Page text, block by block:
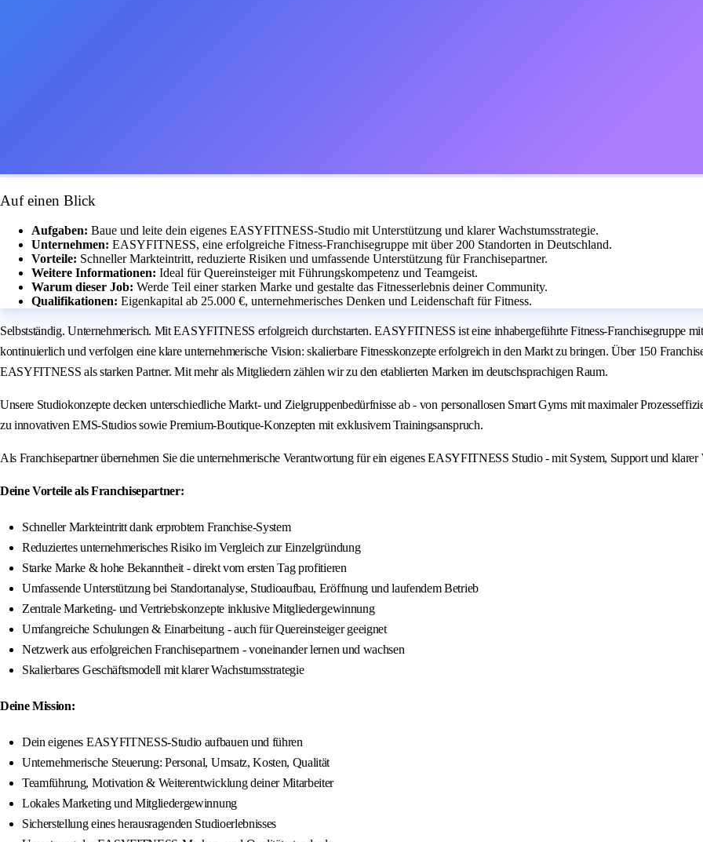
Auf einen Blick
Aufgaben: Baue und leite dein eigenes EASYFITNESS-Studio mit Unterstützung und klarer Wachstumsstrategie.
Unternehmen: EASYFITNESS, eine erfolgreiche Fitness-Franchisegruppe mit über 200 Standorten in Deutschland.
Vorteile: Schneller Markteintritt, reduzierte Risiken und umfassende Unterstützung für Franchisepartner.
Weitere Informationen: Ideal für Quereinsteiger mit Führungskompetenz und Teamgeist.
Warum dieser Job: Werde Teil einer starken Marke und gestalte das Fitnesserlebnis deiner Community.
Qualifikationen: Eigenkapital ab 25.000 €, unternehmerisches Denken und Leidenschaft für Fitness.
Selbstständig. Unternehmerisch. Mit EASYFITNESS erfolgreich durchstarten. EASYFITNESS ist eine inhabergeführte Fitness-Franchisegruppe
kontinuierlich und verfolgen eine klare unternehmerische Vision: skalierbare Fitnesskonzepte erfolgreich in den Markt zu bringen. Über 150
EASYFITNESS als starken Partner. Mit mehr als Mitgliedern zählen wir zu den etablierten Marken im deutschsprachigen Raum.
Unsere Studiokonzepte decken unterschiedliche Markt- und Zielgruppenbedürfnisse ab - von personallosen Smart Gyms mit maximaler
zu innovativen EMS-Studios sowie Premium-Boutique-Konzepten mit exklusivem Trainingsanspruch.
Als Franchisepartner übernehmen Sie die unternehmerische Verantwortung für ein eigenes EASYFITNESS Studio - mit System, Support und klarer
Deine Vorteile als Franchisepartner:
Schneller Markteintritt dank erprobtem Franchise-System
Reduziertes unternehmerisches Risiko im Vergleich zur Einzelgründung
Starke Marke & hohe Bekanntheit - direkt vom ersten Tag profitieren
Umfassende Unterstützung bei Standortanalyse, Studioaufbau, Eröffnung und laufendem Betrieb
Zentrale Marketing- und Vertriebskonzepte inklusive Mitgliedergewinnung
Umfangreiche Schulungen & Einarbeitung - auch für Quereinsteiger geeignet
Netzwerk aus erfolgreichen Franchisepartnern - voneinander lernen und wachsen
Skalierbares Geschäftsmodell mit klarer Wachstumsstrategie
Deine Mission:
Dein eigenes EASYFITNESS-Studio aufbauen und führen
Unternehmerische Steuerung: Personal, Umsatz, Kosten, Qualität
Teamführung, Motivation & Weiterentwicklung deiner Mitarbeiter
Lokales Marketing und Mitgliedergewinnung
Sicherstellung eines herausragenden Studioerlebnisses